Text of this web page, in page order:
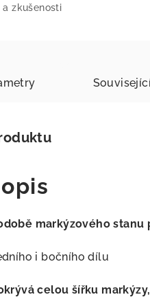
zkušenosti
markýzového stanu
i bočního dílu
celou šířku